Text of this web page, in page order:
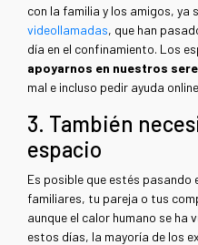
con la familia y los amigos, ya
videollamadas, que han
día en el confinamiento. Los
apoyarnos en nuestros
mal e incluso pedir ayuda
3. También
espacio
Es posible que estés
familiares, tu pareja o tus
aunque el calor humano se ha
estos días, la mayoría de los